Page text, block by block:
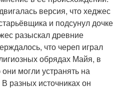
версия, что хеджес
и подсунул дочке
разыскал древние
что череп играл
обрядах Майя, в
могли устранять на
разных источниках он